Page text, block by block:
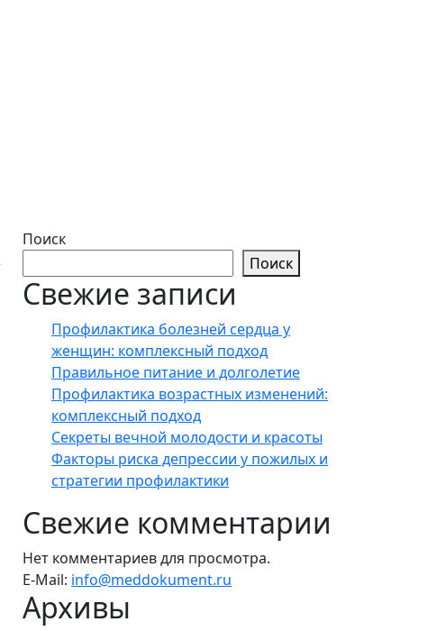
Поиск
Поиск
Свежие записи
Профилактика болезней сердца у
женщин: комплексный подход
Правильное питание и долголетие
Профилактика возрастных изменений:
комплексный подход
Секреты вечной молодости и красоты
Факторы риска депрессии у пожилых и
стратегии профилактики
Свежие комментарии
Нет комментариев для просмотра.
E-Mail: info@meddokument.ru
Архивы